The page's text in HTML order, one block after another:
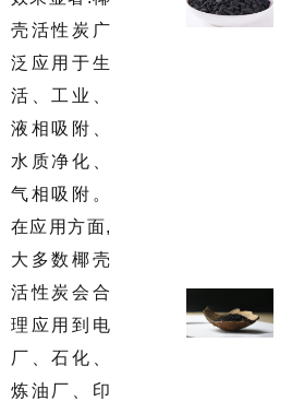
壳活性炭广
泛应用于生
活、工业、
液相吸附、
水质净化、
气相吸附。
在应用方面,
大多数椰壳
活性炭会合
理应用到电
厂、石化、
炼油厂、印